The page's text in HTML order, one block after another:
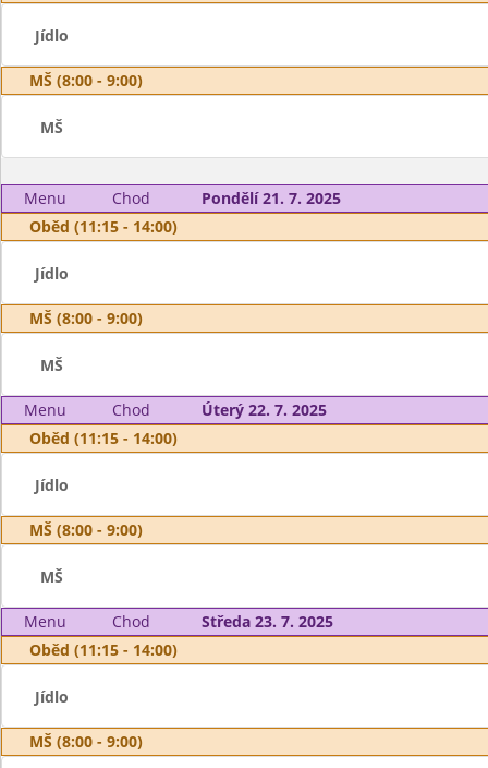
Jídlo
MŠ (8:00 - 9:00)
MŠ
Menu Chod
Pondělí 21. 7. 2025
Oběd (11:15 - 14:00)
Jídlo
MŠ (8:00 - 9:00)
MŠ
Menu Chod
Úterý 22. 7. 2025
Oběd (11:15 - 14:00)
Jídlo
MŠ (8:00 - 9:00)
MŠ
Menu Chod
Středa 23. 7. 2025
Oběd (11:15 - 14:00)
Jídlo
MŠ (8:00 - 9:00)